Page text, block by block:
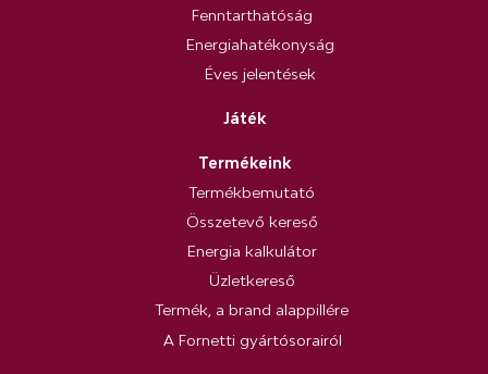
Fenntarthatóság
Energiahatékonyság
Éves jelentések
Játék
Termékeink
Termékbemutató
Összetevő kereső
Energia kalkulátor
Üzletkereső
Termék, a brand alappillére
A Fornetti gyártósorairól